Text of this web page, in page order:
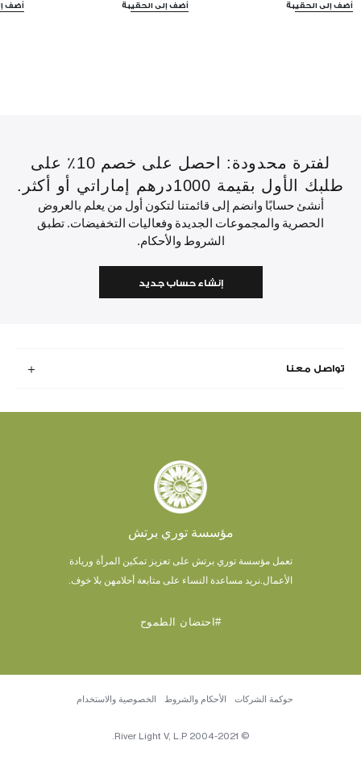
أضف إلى الحقيبة أضف إلى الحقيبة أضف
لفترة محدودة: احصل على خصم 10٪ على
طلبك الأول بقيمة 1000درهم إماراتي أو أكثر.
أنشئ حسابًا وانضم إلى قائمتنا لتكون أول من يعلم بالعروض
الحصرية والمجموعات الجديدة وفعاليات التخفيضات. تطبق
الشروط والأحكام.
إنشاء حساب جديد
تواصل معنا
مؤسسة توري برتش
تعمل مؤسسة توري برتش على تعزيز تمكين المرأة وريادة
الأعمال. نريد مساعدة النساء على متابعة أحلامهن بلا خوف.
#احتضان الطموح
© 2004-2021 River Light V, L.P.
حوكمة الشركات الأحكام والشروط الخصوصية والاستخدام